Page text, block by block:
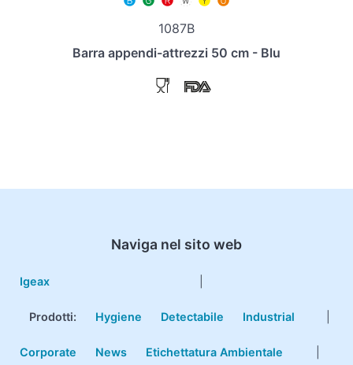
1087B
Barra appendi-attrezzi 50 cm - Blu
Naviga nel sito web
Igeax
Prodotti: Hygiene Detectabile Industrial
Corporate News Etichettatura Ambientale